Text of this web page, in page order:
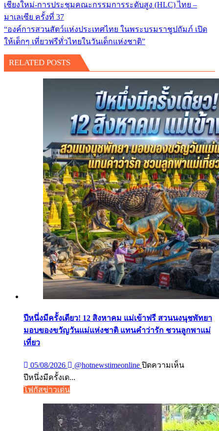
แนะแนว
เรื่อง
เชียงใหม่-การประชุมคณะกรรมการระดับสูง (HLC) ไทย –
มาเลเซีย ครั้งที่ 37
“องค์การสวนสัตว์แห่งประเทศไทย ในพระบรมราชูปถัมภ์ เปิด
ให้เด็กๆ เที่ยวฟรีทั่วไทยในวันเด็กแห่งชาติ”
RELATED POSTS
ปีหนึ่งมีครั้งเดียว! 12 สิงหาคม แม่เข้าฟรี สวนนงนุชพัทยา
มอบของขวัญวันแม่แห่งชาติ แทนคำว่ารัก ชวนลูกพาแม่
เที่ยว
05/08/2026 @hotnewstimeonline ปิดความเห็นบน
ครั้ง
เดียว!
ปีหนึ่งมีครั้งเด...
โฟกัสข่าวเด่น